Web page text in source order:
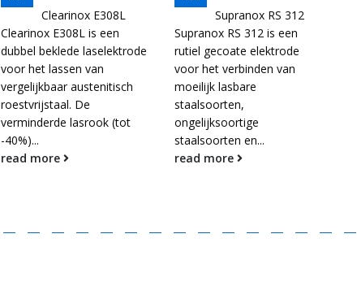
Clearinox E308L
Clearinox E308L is een
dubbel beklede laselektrode
voor het lassen van
vergelijkbaar austenitisch
roestvrijstaal. De
verminderde lasrook (tot
-40%)...
read more
Supranox RS 312
Supranox RS 312 is een
rutiel gecoate elektrode
voor het verbinden van
moeilijk lasbare
staalsoorten,
ongelijksoortige
staalsoorten en...
read more